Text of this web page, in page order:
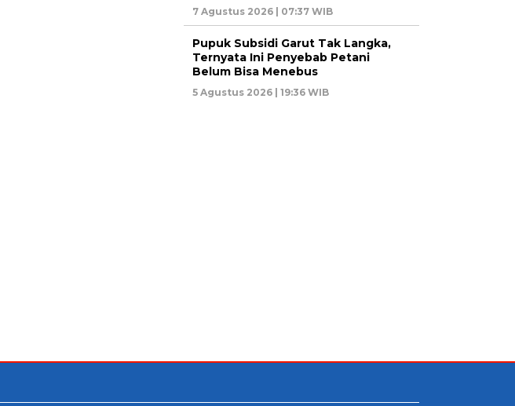
7 Agustus 2026 | 07:37 WIB
Pupuk Subsidi Garut Tak Langka,
Ternyata Ini Penyebab Petani
Belum Bisa Menebus
5 Agustus 2026 | 19:36 WIB